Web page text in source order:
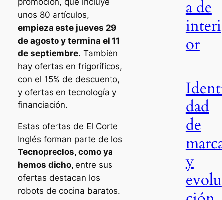
promoción, que incluye
unos 80 artículos,
empieza este jueves 29
de agosto y termina el 11
de septiembre. También
hay ofertas en frigoríficos,
con el 15% de descuento,
y ofertas en tecnología y
financiación.
Estas ofertas de El Corte
Inglés forman parte de los
Tecnoprecios, como ya
hemos dicho, entre sus
ofertas destacan los
robots de cocina baratos.
a de
interi
or
dad
de
y
evolu